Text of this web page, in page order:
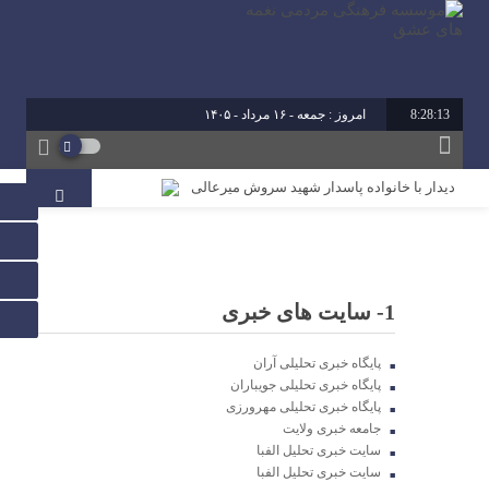
8:28:14 امروز : جمعه - ۱۶ مرداد - ۱۴۰۵
دیدار با خانواده پاسدار شهید سروش میرعالی
است تا امت اسلامی با فروغ نور ولایت، راه عدالت را بپیماید.
برگزاری کارگاه کارآفرینی اجتماعی و راه اندازی پروژه های
کوچک و موثر در موسسه فرهنگی مردمی نغمه های عشق
دیدار دبیر جدید موسسه فرهنگی مردمی نغمه های عشق
1- سایت های خبری
پایگاه خبری تحلیلی آران
پایگاه خبری تحلیلی جویباران
پایگاه خبری تحلیلی مهرورزی
جامعه خبری ولایت
سایت خبری تحلیل الفبا
سایت خبری تحلیل الفبا